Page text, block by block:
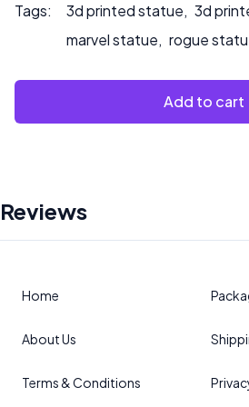
Tags: 3d printed statue, 3d
marvel statue, rogue
Add to cart
Reviews
Home
About Us
Terms & Conditions